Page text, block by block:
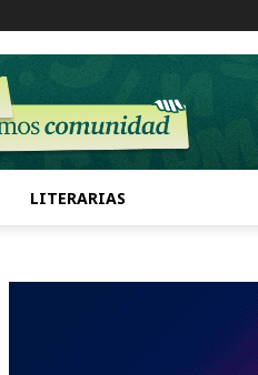
LITERARIAS